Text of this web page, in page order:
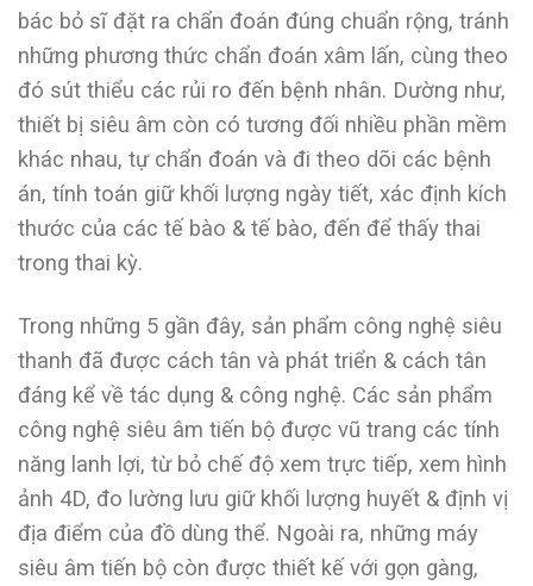
bác bỏ sĩ đặt ra chẩn đoán đúng chuẩn rộng, tránh
những phương thức chẩn đoán xâm lấn, cùng theo
đó sút thiểu các rủi ro đến bệnh nhân. Dường như,
thiết bị siêu âm còn có tương đối nhiều phần mềm
khác nhau, tự chẩn đoán và đi theo dõi các bệnh
án, tính toán giữ khối lượng ngày tiết, xác định kích
thước của các tế bào & tế bào, đến để thấy thai
trong thai kỳ.
Trong những 5 gần đây, sản phẩm công nghệ siêu
thanh đã được cách tân và phát triển & cách tân
đáng kể về tác dụng & công nghệ. Các sản phẩm
công nghệ siêu âm tiến bộ được vũ trang các tính
năng lanh lợi, từ bỏ chế độ xem trực tiếp, xem hình
ảnh 4D, đo lường lưu giữ khối lượng huyết & định vị
địa điểm của đồ dùng thể. Ngoài ra, những máy
siêu âm tiến bộ còn được thiết kế với gọn gàng,